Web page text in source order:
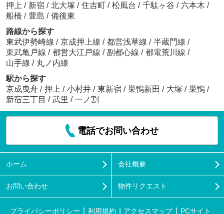
押上 / 新宿 / 北大塚 / 住吉町 / 松風台 / 千駄ヶ谷 / 六本木 /
船橋 / 豊島 / 備後東
路線から探す
東武伊勢崎線 / 京成押上線 / 都営浅草線 / 半蔵門線 /
東武亀戸線 / 都営大江戸線 / 副都心線 / 都電荒川線 /
山手線 / 丸ノ内線
駅から探す
京成曳舟 / 押上 / 小村井 / 東新宿 / 巣鴨新田 / 大塚 / 巣鴨 /
新宿三丁目 / 武里 / 一ノ割
電話でお問い合わせ
ホーム 会社概要
お問い合わせ 物件リクエスト
プライバシーポリシー 利用規約 アクセスマップ PCサイト